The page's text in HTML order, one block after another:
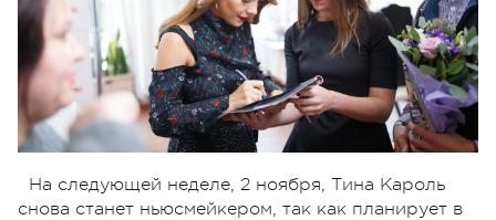
На следующей неделе, 2 ноября, Тина Кароль
снова станет ньюсмейкером, так как планирует в